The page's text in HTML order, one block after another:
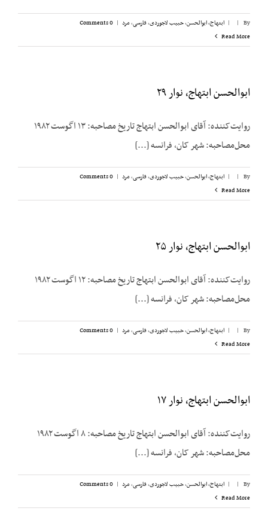
By
|
| ابتهاج، ابوالحسن,حبیب لاجوردی,فارسی,مرد |
0 Comments
Read More
ابوالحسن ابتهاج، نوار ۲۹
روایت‌کننده: آقای ابوالحسن ابتهاج تاریخ مصاحبه: ۱۳ اگوست ۱۹۸۲
محل‌مصاحبه: شهر کان، فرانسه [...]
By
|
| ابتهاج، ابوالحسن,حبیب لاجوردی,فارسی,مرد |
0 Comments
Read More
ابوالحسن ابتهاج، نوار ۲۵
روایت‌کننده: آقای ابوالحسن ابتهاج تاریخ مصاحبه: ۱۲ اگوست ۱۹۸۲
محل‌مصاحبه: شهر کان، فرانسه [...]
By
|
| ابتهاج، ابوالحسن,حبیب لاجوردی,فارسی,مرد |
0 Comments
Read More
ابوالحسن ابتهاج، نوار ۱۷
روایت‌کننده: آقای ابوالحسن ابتهاج تاریخ مصاحبه: ۸ اگوست ۱۹۸۲
محل‌مصاحبه: شهر کان، فرانسه [...]
By
|
| ابتهاج، ابوالحسن,حبیب لاجوردی,فارسی,مرد |
0 Comments
Read More